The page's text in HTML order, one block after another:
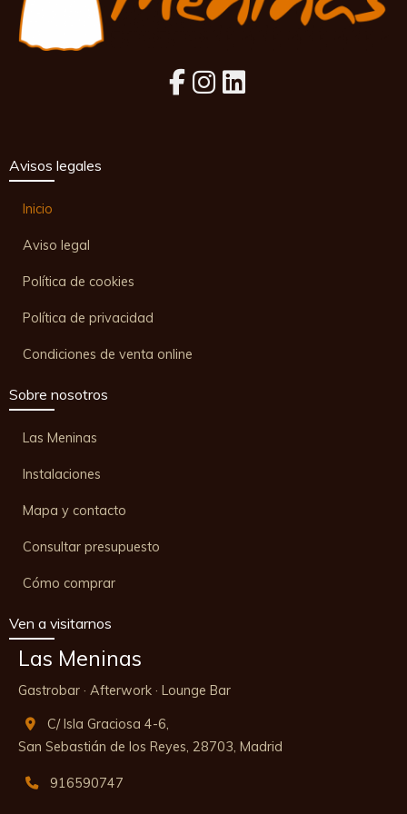
Avisos legales
Inicio
Aviso legal
Política de cookies
Política de privacidad
Condiciones de venta online
Sobre nosotros
Las Meninas
Instalaciones
Mapa y contacto
Consultar presupuesto
Cómo comprar
Ven a visitarnos
Las Meninas
Gastrobar · Afterwork · Lounge Bar
C/ Isla Graciosa 4-6,
San Sebastián de los Reyes, 28703, Madrid
916590747